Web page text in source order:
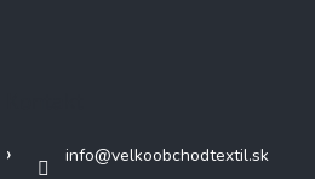
info@velkoobchodtextil.sk